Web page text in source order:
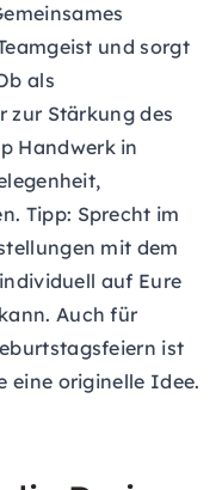
und sorgt
als
zur Stärkung des
Handwerk in
Tipp: Sprecht im
mit dem
auf Eure
Auch für
ist
eine originelle Idee.